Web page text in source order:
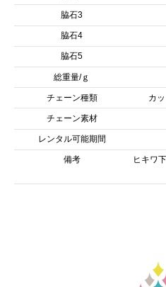
脇石3
脇石4
脇石5
総重量/ｇ
チェーン種類 カ
チェーン素材
レンタル可能期間
備考
ヒキワ